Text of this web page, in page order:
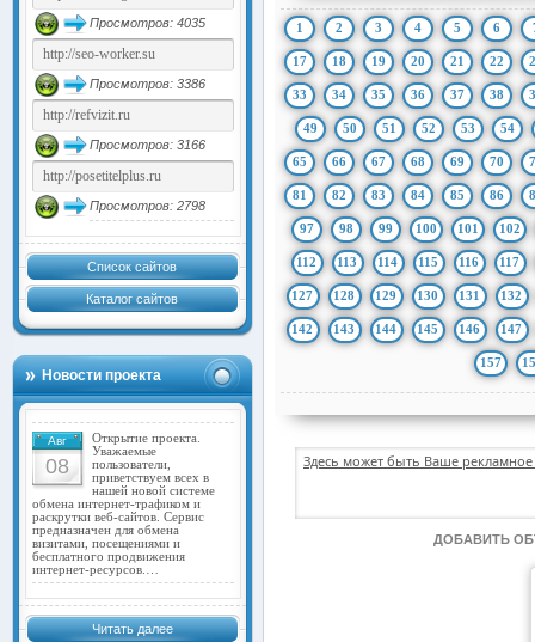
Просмотров: 4035
Просмотров: 3386
Просмотров: 3166
Просмотров: 2798
Список сайтов
Каталог сайтов
Новости проекта
Авг
08
Открытие проекта.
Уважаемые
пользователи,
приветствуем всех в
нашей новой системе
обмена интернет-трафиком и
раскрутки веб-сайтов. Сервис
предназначен для обмена
визитами, посещениями и
бесплатного продвижения
интернет-ресурсов.…
Читать далее
1 2 3 4 5 6
17 18 19 20 21 22
33 34 35 36 37 38
49 50 51 52 53 54
65 66 67 68 69 70
81 82 83 84 85 86
97 98 99 100 101 102
112 113 114 115 116 117
127 128 129 130 131 132
142 143 144 145 146 147
157
Здесь может быть Ваше
ДОБАВИТЬ